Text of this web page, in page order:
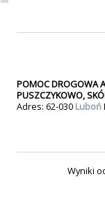
POMOC DROGOWA
PUSZCZYKOWO,
Adres: 62-030 Luboń
Wyniki